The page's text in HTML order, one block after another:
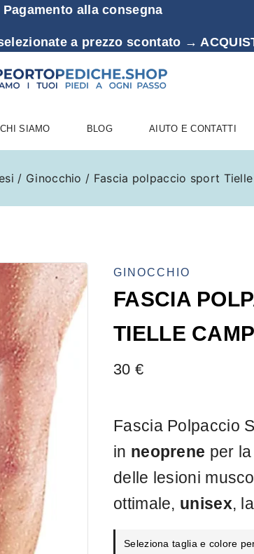
alla consegna
a prezzo scontato →
CHI SIAMO BLOG AIUTO E CONTATTI
/ Ginocchio / Fascia polpaccio sport
GINOCCHIO
FASCIA
TIELLE
30 €
Fascia Polpaccio
in neoprene per la
delle lesioni
ottimale, unisex,
Seleziona taglia e colore